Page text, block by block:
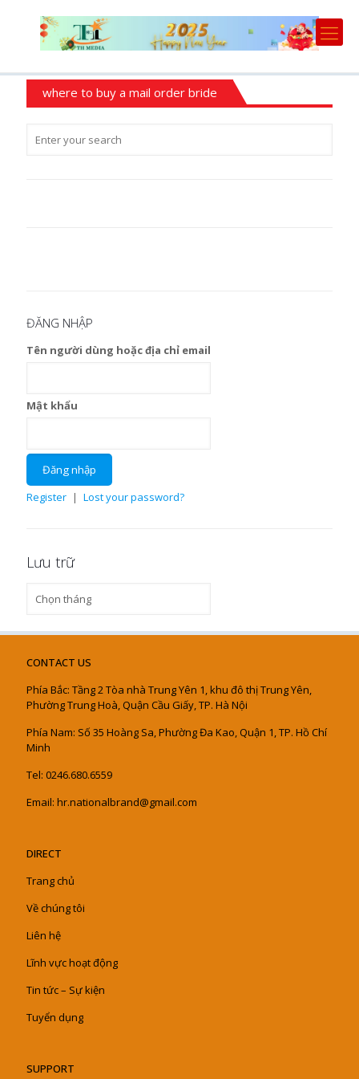
where to buy a mail order bride
ĐĂNG NHẬP
Tên người dùng hoặc địa chỉ email
Mật khẩu
Register | Lost your password?
Lưu trữ
trữ
CONTACT US
Phía Bắc: Tầng 2 Tòa nhà Trung Yên 1, khu đô thị Trung Yên,
Phường Trung Hoà, Quận Cầu Giấy, TP. Hà Nội
Phía Nam: Số 35 Hoàng Sa, Phường Đa Kao, Quận 1, TP. Hồ Chí
Minh
Tel: 0246.680.6559
Email: hr.nationalbrand@gmail.com
DIRECT
Trang chủ
Về chúng tôi
Liên hệ
Lĩnh vực hoạt động
Tin tức – Sự kiện
Tuyển dụng
SUPPORT